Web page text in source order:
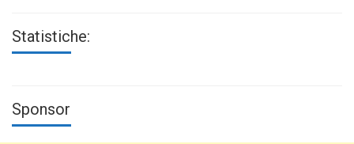
Statistiche:
Sponsor